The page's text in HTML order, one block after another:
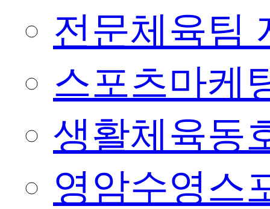
전문체육팀
스포츠마케
생활체육동
영암수영스